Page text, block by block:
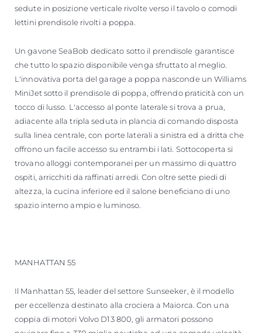
sedute in posizione verticale rivolte verso il tavolo o comodi
lettini prendisole rivolti a poppa.
Un gavone SeaBob dedicato sotto il prendisole garantisce
che tutto lo spazio disponibile venga sfruttato al meglio.
L'innovativa porta del garage a poppa nasconde un Williams
MiniJet sotto il prendisole di poppa, offrendo praticità con un
tocco di lusso. L'accesso al ponte laterale si trova a prua,
adiacente alla tripla seduta in plancia di comando disposta
sulla linea centrale, con porte laterali a sinistra ed a dritta che
offrono un facile accesso su entrambi i lati. Sottocoperta si
trovano alloggi contemporanei per un massimo di quattro
ospiti, arricchiti da raffinati arredi. Con oltre sette piedi di
altezza, la cucina inferiore ed il salone beneficiano di uno
spazio interno ampio e luminoso.
MANHATTAN 55
Il Manhattan 55, leader del settore Sunseeker, è il modello
per eccellenza destinato alla crociera a Maiorca. Con una
coppia di motori Volvo D13 800, gli armatori possono